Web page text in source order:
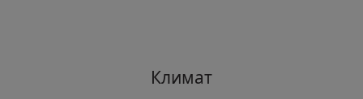
Климат